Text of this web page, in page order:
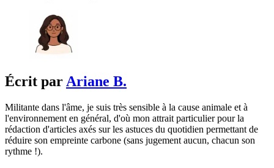
Écrit par Ariane B.
Militante dans l'âme, je suis très sensible à la cause animale et à
l'environnement en général, d'où mon attrait particulier pour la
rédaction d'articles axés sur les astuces du quotidien permettant de
réduire son empreinte carbone (sans jugement aucun, chacun son
rythme !).